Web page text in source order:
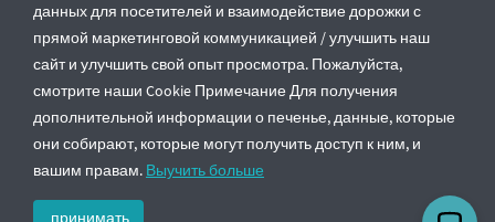
данных для посетителей и взаимодействие дорожки с
прямой маркетинговой коммуникацией / улучшить наш
сайт и улучшить свой опыт просмотра. Пожалуйста,
смотрите наши Cookie Примечание Для получения
дополнительной информации о печенье, данные, которые
они собирают, которые могут получить доступ к ним, и
вашим правам. Выучить больше
принимать
ENTERPRISE 3D AT SCALE
© CGTrader 2011-2026
UAB CGTrader, Antakalnio st. 17, Vilnius, Lithuania
Правила и условияПолитика конфиденциальности
🇷🇺 Русский